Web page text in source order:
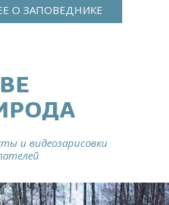
О ЗАПОВЕДНИКЕ
и видеозарисовки